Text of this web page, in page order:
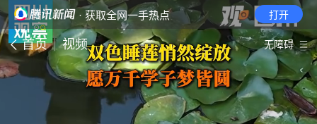
· 获取全网一手热点 打开
首页 视频 无障碍